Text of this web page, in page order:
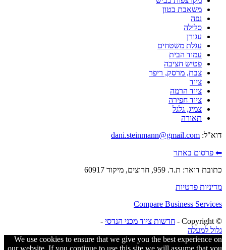
משאבת בטון
נפה
סלילה
עגורן
עגלת משטחים
עמוד הבית
פטיש חציבה
צבת, מרסק, ריפר
ציוד
ציוד הרמה
ציוד חפירה
צמיג, גלגל
תאורה
דוא"ל: dani.steinmann@gmail.com
⬅ פרסום באתר
כתובת דואר: ת.ד. 959, חרוצים, מיקוד 60917
מדיניות פרטיות
Compare Business Services
© ‫Copyright -
חדשות ציוד מכני הנדסי -
גלול למעלה
We use cookies to ensure that we give you the best experience on
our website. If you continue to use this site we will assume that you